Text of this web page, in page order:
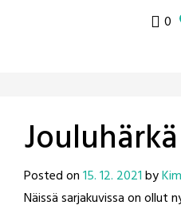
0
Posted on15. 12. 2021by
Näissä sarjakuvissa on ollut